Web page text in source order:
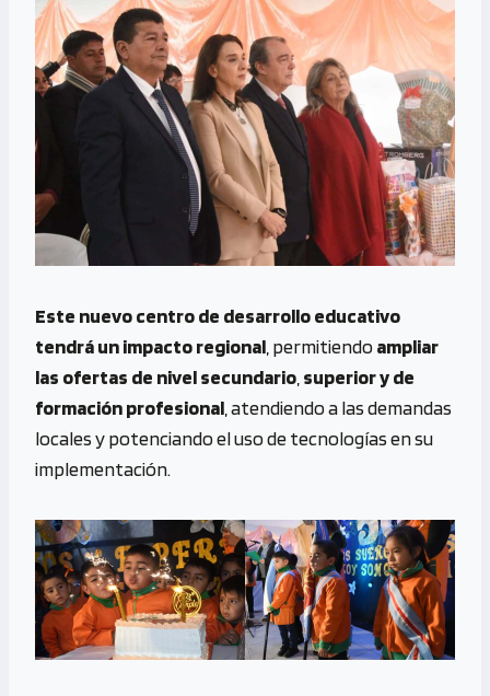
Este nuevo centro de desarrollo educativo
tendrá un impacto regional , permitiendoampliar
las ofertas de nivel secundario superior y de
formación profesional , atendiendo a las demandas
locales y potenciando el uso de tecnologías en su
implementación.